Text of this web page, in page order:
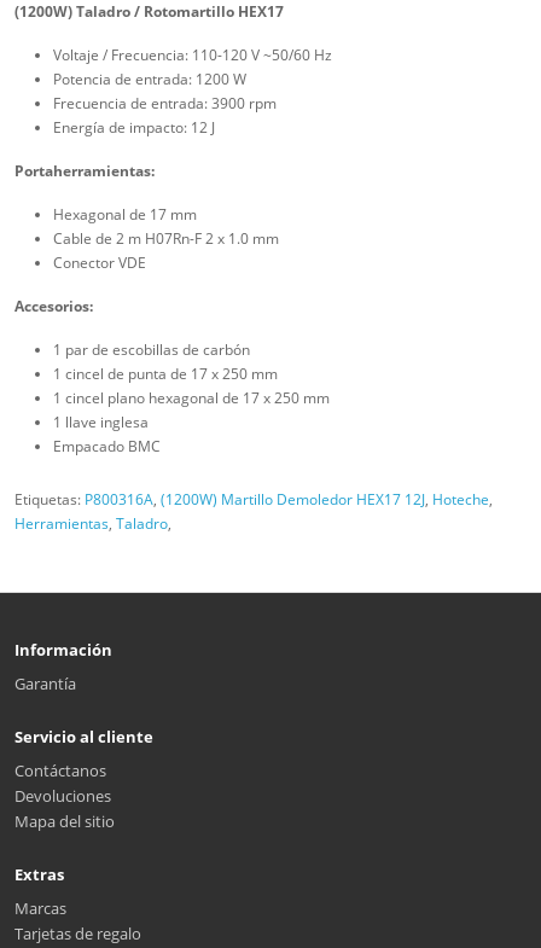
(1200W) Taladro / Rotomartillo HEX17
Voltaje / Frecuencia: 110-120 V ~50/60 Hz
Potencia de entrada: 1200 W
Frecuencia de entrada: 3900 rpm
Energía de impacto: 12 J
Portaherramientas:
Hexagonal de 17 mm
Cable de 2 m H07Rn-F 2 x 1.0 mm
Conector VDE
Accesorios:
1 par de escobillas de carbón
1 cincel de punta de 17 x 250 mm
1 cincel plano hexagonal de 17 x 250 mm
1 llave inglesa
Empacado BMC
Etiquetas: P800316A, (1200W) Martillo Demoledor HEX17 12J, Hoteche,
Herramientas, Taladro,
Información
Garantía
Servicio al cliente
Contáctanos
Devoluciones
Mapa del sitio
Extras
Marcas
Tarjetas de regalo